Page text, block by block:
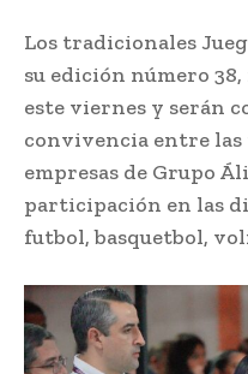
Los tradicionales
su edición número
este viernes y serán
convivencia entre las
empresas de Grupo
participación en las
futbol, basquetbol,